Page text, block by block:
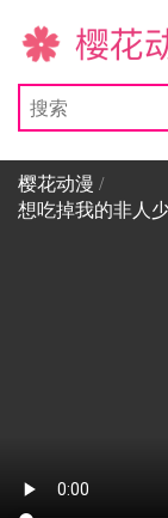
樱花动漫
樱花动漫 /
想吃掉我的非人